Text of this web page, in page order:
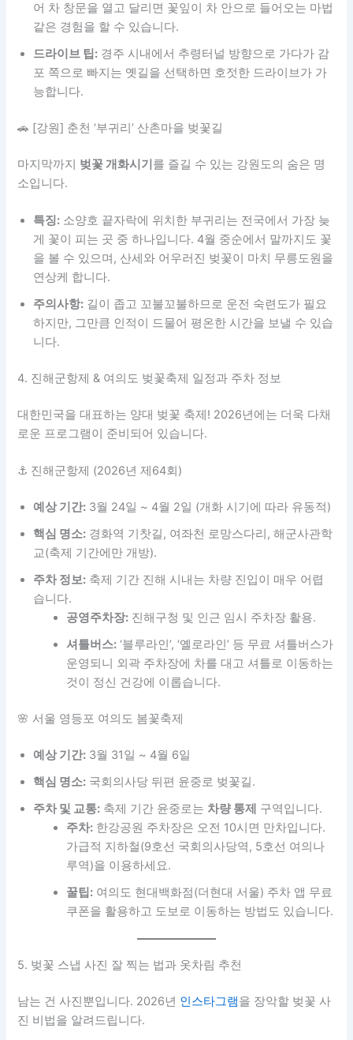
어 차 창문을 열고 달리면 꽃잎이 차 안으로 들어오는 마법
같은 경험을 할 수 있습니다.
드라이브 팁: 경주 시내에서 추령터널 방향으로 가다가 감
포 쪽으로 빠지는 옛길을 선택하면 호젓한 드라이브가 가
능합니다.
🚗 [강원] 춘천 ‘부귀리’ 산촌마을 벚꽃길
마지막까지 벚꽃 개화시기 를 즐길 수 있는 강원도의 숨은 명
소입니다.
특징: 소양호 끝자락에 위치한 부귀리는 전국에서 가장 늦
게 꽃이 피는 곳 중 하나입니다. 4월 중순에서 말까지도 꽃
을 볼 수 있으며, 산세와 어우러진 벚꽃이 마치 무릉도원을
연상케 합니다.
주의사항: 길이 좁고 꼬불꼬불하므로 운전 숙련도가 필요
하지만, 그만큼 인적이 드물어 평온한 시간을 보낼 수 있습
니다.
4. 진해군항제 & 여의도 벚꽃축제 일정과 주차 정보
대한민국을 대표하는 양대 벚꽃 축제! 2026년에는 더욱 다채
로운 프로그램이 준비되어 있습니다.
⚓ 진해군항제 (2026년 제64회)
예상 기간: 3월 24일 ~ 4월 2일 (개화 시기에 따라 유동적)
핵심 명소: 경화역 기찻길, 여좌천 로망스다리, 해군사관학
교(축제 기간에만 개방).
주차 정보: 축제 기간 진해 시내는 차량 진입이 매우 어렵
습니다.
공영주차장: 진해구청 및 인근 임시 주차장 활용.
셔틀버스: ‘블루라인’, ‘옐로라인’ 등 무료 셔틀버스가
운영되니 외곽 주차장에 차를 대고 셔틀로 이동하는
것이 정신 건강에 이롭습니다.
🌸 서울 영등포 여의도 봄꽃축제
예상 기간: 3월 31일 ~ 4월 6일
핵심 명소: 국회의사당 뒤편 윤중로 벚꽃길.
주차 및 교통: 축제 기간 윤중로는 차량 통제 구역입니다.
주차: 한강공원 주차장은 오전 10시면 만차입니다.
가급적 지하철(9호선 국회의사당역, 5호선 여의나
루역)을 이용하세요.
꿀팁: 여의도 현대백화점(더현대 서울) 주차 앱 무료
쿠폰을 활용하고 도보로 이동하는 방법도 있습니다.
5. 벚꽃 스냅 사진 잘 찍는 법과 옷차림 추천
남는 건 사진뿐입니다. 2026년 인스타그램을 장악할 벚꽃 사
진 비법을 알려드립니다.